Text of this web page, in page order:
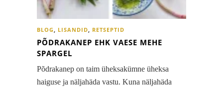
BLOG, LISANDID, RETSEPTID
PÕDRAKANEP EHK VAESE MEHE
SPARGEL
Põdrakanep on taim üheksakümne üheksa
haiguse ja näljahäda vastu. Kuna näljahäda